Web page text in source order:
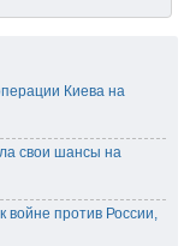
Киева на
свои шансы на
войне против России,